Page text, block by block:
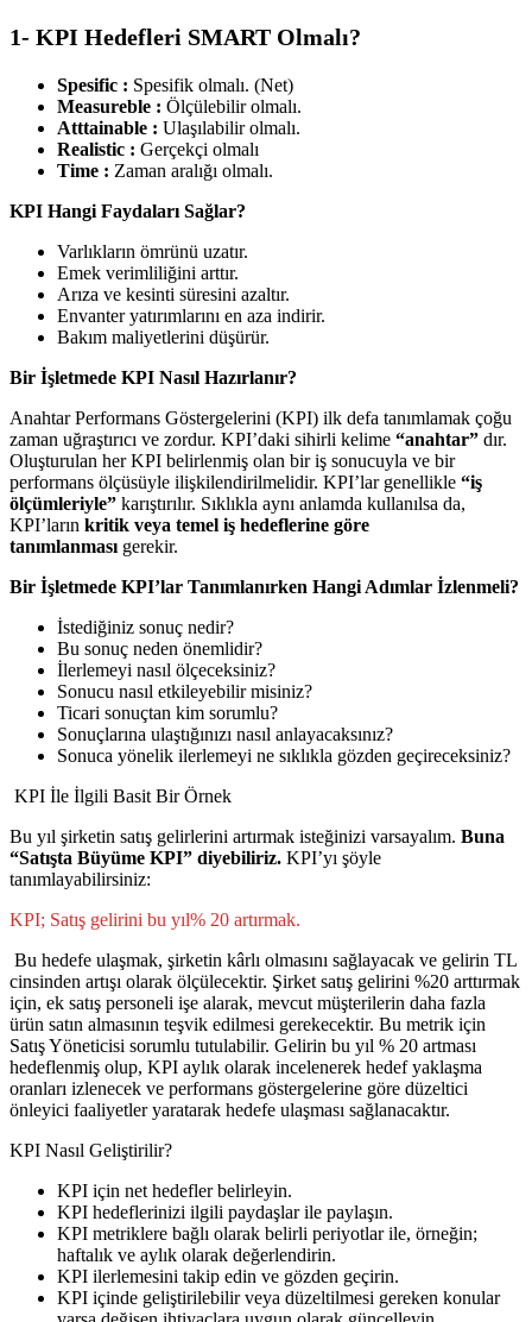
1- KPI Hedefleri SMART Olmalı?
Spesific : Spesifik olmalı. (Net)
Measureble : Ölçülebilir olmalı.
Atttainable : Ulaşılabilir olmalı.
Realistic : Gerçekçi olmalı
Time : Zaman aralığı olmalı.
KPI Hangi Faydaları Sağlar?
Varlıkların ömrünü uzatır.
Emek verimliliğini arttır.
Arıza ve kesinti süresini azaltır.
Envanter yatırımlarını en aza indirir.
Bakım maliyetlerini düşürür.
Bir İşletmede KPI Nasıl Hazırlanır?
Anahtar Performans Göstergelerini (KPI) ilk defa tanımlamak çoğu
zaman uğraştırıcı ve zordur. KPI’daki sihirli kelime “anahtar” dır.
Oluşturulan her KPI belirlenmiş olan bir iş sonucuyla ve bir
performans ölçüsüyle ilişkilendirilmelidir. KPI’lar genellikle “iş
ölçümleriyle” karıştırılır. Sıklıkla aynı anlamda kullanılsa da,
KPI’ların kritik veya temel iş hedeflerine göre
tanımlanması gerekir.
Bir İşletmede KPI’lar Tanımlanırken Hangi Adımlar İzlenmeli?
İstediğiniz sonuç nedir?
Bu sonuç neden önemlidir?
İlerlemeyi nasıl ölçeceksiniz?
Sonucu nasıl etkileyebilir misiniz?
Ticari sonuçtan kim sorumlu?
Sonuçlarına ulaştığınızı nasıl anlayacaksınız?
Sonuca yönelik ilerlemeyi ne sıklıkla gözden geçireceksiniz?
KPI İle İlgili Basit Bir Örnek
Bu yıl şirketin satış gelirlerini artırmak isteğinizi varsayalım. Buna
“Satışta Büyüme KPI” diyebiliriz. KPI’yı şöyle
tanımlayabilirsiniz:
KPI; Satış gelirini bu yıl% 20 artırmak.
Bu hedefe ulaşmak, şirketin kârlı olmasını sağlayacak ve gelirin TL
cinsinden artışı olarak ölçülecektir. Şirket satış gelirini %20 arttırmak
için, ek satış personeli işe alarak, mevcut müşterilerin daha fazla
ürün satın almasının teşvik edilmesi gerekecektir. Bu metrik için
Satış Yöneticisi sorumlu tutulabilir. Gelirin bu yıl % 20 artması
hedeflenmiş olup, KPI aylık olarak incelenerek hedef yaklaşma
oranları izlenecek ve performans göstergelerine göre düzeltici
önleyici faaliyetler yaratarak hedefe ulaşması sağlanacaktır.
KPI Nasıl Geliştirilir?
KPI için net hedefler belirleyin.
KPI hedeflerinizi ilgili paydaşlar ile paylaşın.
KPI metriklere bağlı olarak belirli periyotlar ile, örneğin;
haftalık ve aylık olarak değerlendirin.
KPI ilerlemesini takip edin ve gözden geçirin.
KPI içinde geliştirilebilir veya düzeltilmesi gereken konular